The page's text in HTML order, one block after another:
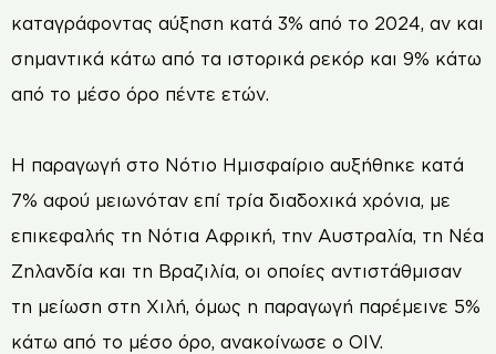
καταγράφοντας αύξηση κατά 3% από το 2024, αν και
σημαντικά κάτω από τα ιστορικά ρεκόρ και 9% κάτω
από το μέσο όρο πέντε ετών.
Η παραγωγή στο Νότιο Ημισφαίριο αυξήθηκε κατά
7% αφού μειωνόταν επί τρία διαδοχικά χρόνια, με
επικεφαλής τη Νότια Αφρική, την Αυστραλία, τη Νέα
Ζηλανδία και τη Βραζιλία, οι οποίες αντιστάθμισαν
τη μείωση στη Χιλή, όμως η παραγωγή παρέμεινε 5%
κάτω από το μέσο όρο, ανακοίνωσε ο OIV.